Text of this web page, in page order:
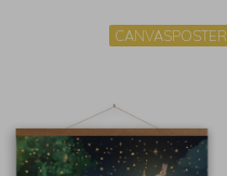
CANVASPOSTER